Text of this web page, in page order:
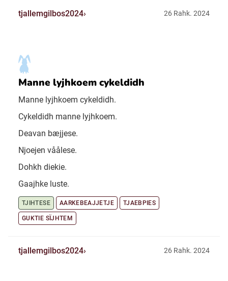
tjallemgilbos2024 26 Rahk. 2024
Manne lyjhkoem cykeldidh
Manne lyjhkoem cykeldidh.
Cykeldidh manne lyjhkoem.
Deavan bæjjese.
Njoejen våålese.
Dohkh diekie.
Gaajhke luste.
TJIHTESE AARKEBEAJJETJE TJAEBPIES
GUKTIE SÏJHTEM
tjallemgilbos2024 26 Rahk. 2024